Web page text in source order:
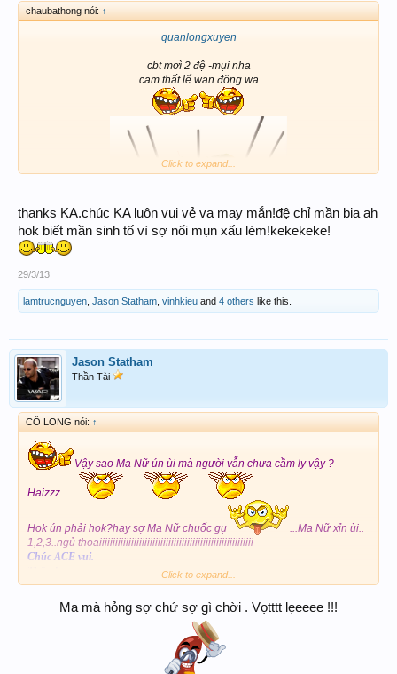
chaubathong nói: ↑
quanlongxuyen
cbt mơì 2 đệ -mụi nha
cam thất lể wan đông wa
Click to expand...
thanks KA.chúc KA luôn vui vẻ va may mắn!đệ chỉ mần bia ah
hok biết mần sinh tố vì sợ nổi mụn xấu lém!kekekeke!
29/3/13
lamtrucnguyen Jason Statham vinhkieu and 4 others like this.
Jason Statham
Thần Tài
CÔ LONG nói: ↑
Vậy sao Ma Nữ ún ùi mà người vẫn chưa cầm ly vậy ?
Haizzz...
Hok ún phải hok?hay sợ Ma Nữ chuốc gụ
...Ma Nữ xỉn ùi..
1,2,3..ngủ thoaiiiiiiiiiiiiiiiiiiiiiiiiiiiiiiiiiiiiiiiiiiiiiiiiiiiiiiiiii
Chúc ACE vui.
Click to expand...
Ma mà hỏng sợ chứ sợ gì chời . Vọtttt lẹeeee !!!